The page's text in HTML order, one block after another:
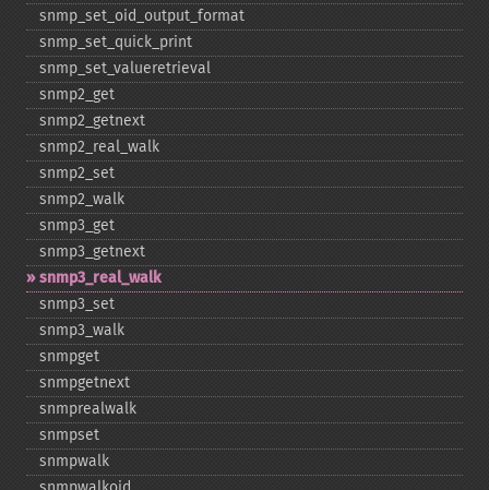
snmp_​set_​oid_​output_​format
snmp_​set_​quick_​print
snmp_​set_​valueretrieval
snmp2_​get
snmp2_​getnext
snmp2_​real_​walk
snmp2_​set
snmp2_​walk
snmp3_​get
snmp3_​getnext
snmp3_​real_​walk
snmp3_​set
snmp3_​walk
snmpget
snmpgetnext
snmprealwalk
snmpset
snmpwalk